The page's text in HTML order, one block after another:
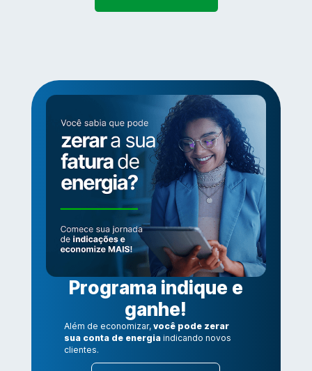
Programa indique e
ganhe!
Além de economizar,você pode zerar
sua conta de energia indicando novos
clientes.